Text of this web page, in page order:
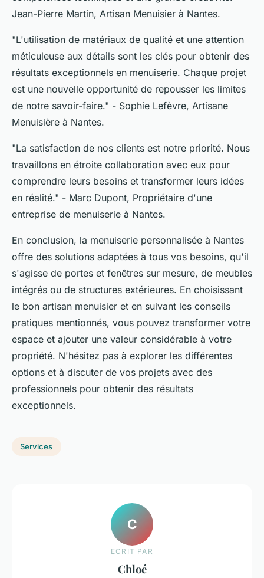
Jean-Pierre Martin, Artisan Menuisier à Nantes.
"L'utilisation de matériaux de qualité et une attention
méticuleuse aux détails sont les clés pour obtenir des
résultats exceptionnels en menuiserie. Chaque projet
est une nouvelle opportunité de repousser les limites
de notre savoir-faire." - Sophie Lefèvre, Artisane
Menuisière à Nantes.
"La satisfaction de nos clients est notre priorité. Nous
travaillons en étroite collaboration avec eux pour
comprendre leurs besoins et transformer leurs idées
en réalité." - Marc Dupont, Propriétaire d'une
entreprise de menuiserie à Nantes.
En conclusion, la menuiserie personnalisée à Nantes
offre des solutions adaptées à tous vos besoins, qu'il
s'agisse de portes et fenêtres sur mesure, de meubles
intégrés ou de structures extérieures. En choisissant
le bon artisan menuisier et en suivant les conseils
pratiques mentionnés, vous pouvez transformer votre
espace et ajouter une valeur considérable à votre
propriété. N'hésitez pas à explorer les différentes
options et à discuter de vos projets avec des
professionnels pour obtenir des résultats
exceptionnels.
Services
C
ECRIT PAR
Chloé